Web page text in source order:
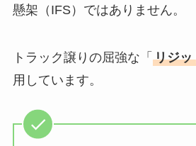
懸架（IFS）ではありません。
トラック譲りの屈強な「 リジッ
用しています。